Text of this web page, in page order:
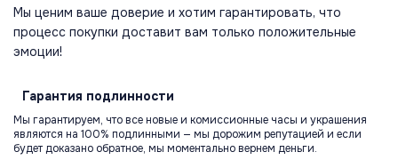
Мы ценим ваше доверие и хотим гарантировать, что
процесс покупки доставит вам только положительные
эмоции!
Гарантия подлинности
Мы гарантируем, что все новые и комиссионные часы и украшения
являются на 100% подлинными — мы дорожим репутацией и если
будет доказано обратное, мы моментально вернем деньги.